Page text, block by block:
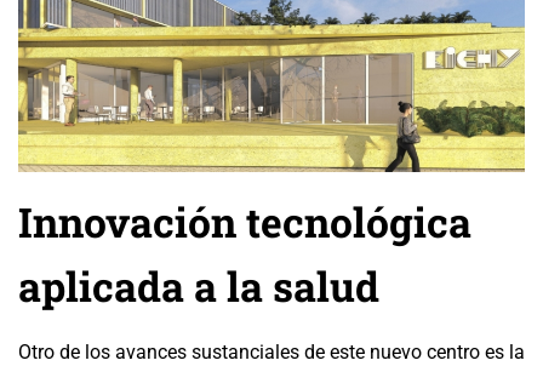
Innovación tecnológica
aplicada a la salud
Otro de los avances sustanciales de este nuevo centro es la